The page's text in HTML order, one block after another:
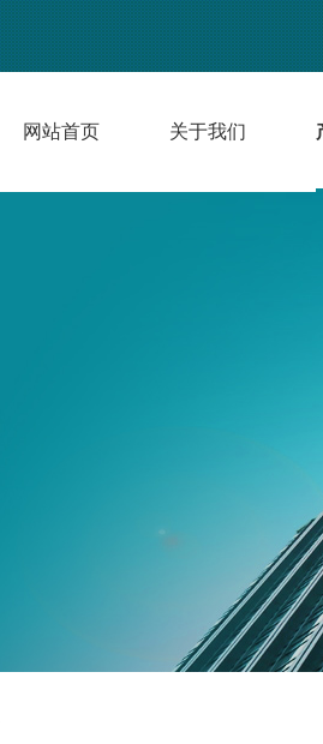
网站首页 关于我们